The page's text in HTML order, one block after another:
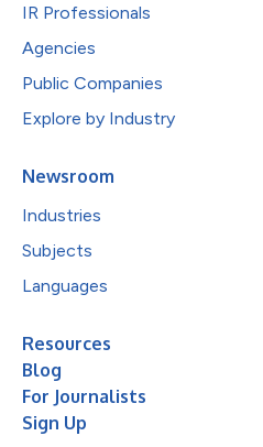
IR Professionals
Agencies
Public Companies
Explore by Industry
Newsroom
Industries
Subjects
Languages
Resources
Blog
For Journalists
Sign Up